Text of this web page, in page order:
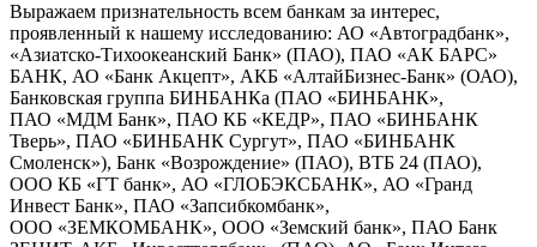
Выражаем признательность всем банкам за интерес,
проявленный к нашему исследованию: АО «Автоградбанк»,
«Азиатско-Тихоокеанский Банк» (ПАО), ПАО «АК БАРС»
БАНК, АО «Банк Акцепт», АКБ «АлтайБизнес-Банк» (ОАО),
Банковская группа БИНБАНКа (ПАО «БИНБАНК»,
ПАО «МДМ Банк», ПАО КБ «КЕДР», ПАО «БИНБАНК
Тверь», ПАО «БИНБАНК Сургут», ПАО «БИНБАНК
Смоленск»), Банк «Возрождение» (ПАО), ВТБ 24 (ПАО),
ООО КБ «ГТ банк», АО «ГЛОБЭКСБАНК», АО «Гранд
Инвест Банк», ПАО «Запсибкомбанк»,
ООО «ЗЕМКОМБАНК», ООО «Земский банк», ПАО Банк